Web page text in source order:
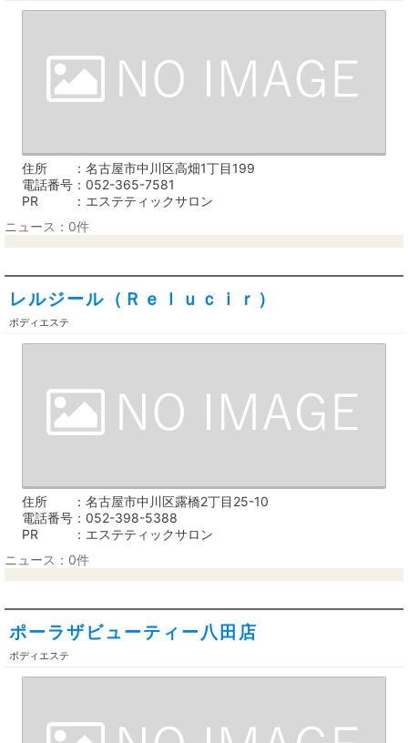
住所
名古屋市中川区高畑1丁目199
電話番号
052-365-7581
PR
エステティックサロン
ニュース：0件
レルジール（Ｒｅｌｕｃｉｒ）
ボディエステ
住所
名古屋市中川区露橋2丁目25-10
電話番号
052-398-5388
PR
エステティックサロン
ニュース：0件
ポーラザビューティー八田店
ボディエステ